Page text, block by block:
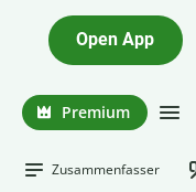
Open App
Premium
Zusammenfasser